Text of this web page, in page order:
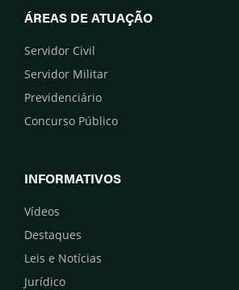
ÁREAS DE ATUAÇÃO
Servidor Civil
Servidor Militar
Previdenciário
Concurso Público
INFORMATIVOS
Vídeos
Destaques
Leis e Notícias
Jurídico